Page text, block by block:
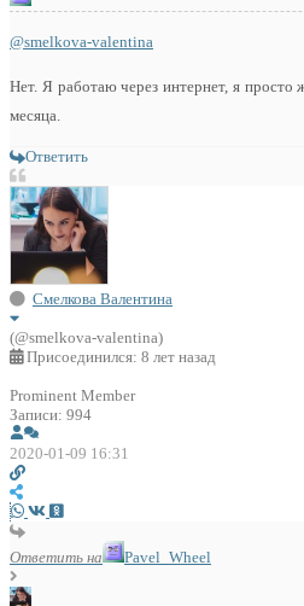
@smelkova-valentina
Нет. Я работаю через интернет, я
месяца.
Ответить
Смелкова Валентина
(@smelkova-valentina)
Присоединился: 8 лет назад
Prominent Member
Записи: 994
2020-01-09 16:31
Ответить на Pavel_Wheel